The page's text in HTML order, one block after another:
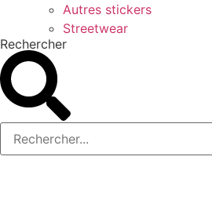
Autres stickers
Streetwear
Rechercher